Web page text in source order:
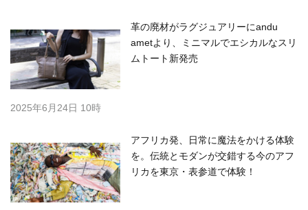
革の廃材がラグジュアリーにandu
ametより、ミニマルでエシカルなスリ
ムトート新発売
2025年6月24日 10時
アフリカ発、日常に魔法をかける体験
を。伝統とモダンが交錯する今のアフ
リカを東京・表参道で体験！